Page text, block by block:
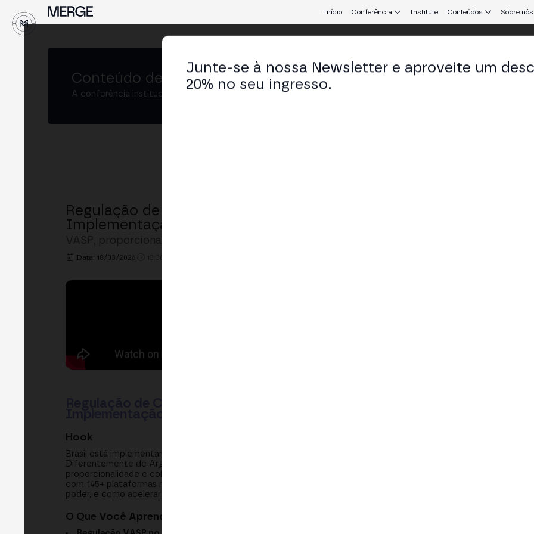
Início Conferência Institute Conteúdos Sobre nós
Conteúdo de MERGE São Paulo
A conferência institucional de cripto e Web3 que conecta Europa e América Latina.
Regulação de Cripto no Brasil: Perspectivas do Setor Privado em
Implementação
Data: 18/03/2026
Hook
Brasil está implementando regulação VASP (Provedor de Serviço de Ativo Virtual) em 2024-2025, supervisionada
Diferentemente de Argentina e Uruguai com marcos mais experimentais, Brasil escolheu supervisão centralizada
proporcionalidade e colaboração indústria-regulador. Segundo dados BCB 2025, regulação VASP brasileira será
com 145+ plataformas registradas em fase inicial. Mas desafios críticos permanecem: como regular DeFi, como
poder, e como acelerar adoção sem sacrificar proteção.
O Que Você Aprenderá
Junte-se à nossa Newsletter e aproveite um
20% no seu ingresso.